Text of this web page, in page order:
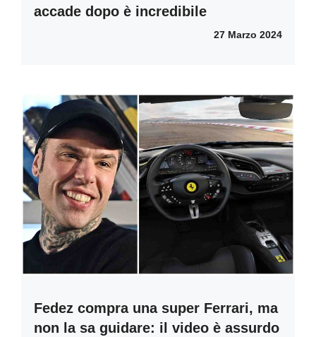
accade dopo è incredibile
27 Marzo 2024
Fedez compra una super Ferrari, ma
non la sa guidare: il video è assurdo